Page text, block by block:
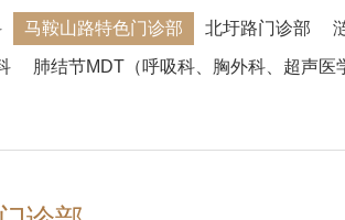
马鞍山路特色门诊部 北圩路门诊部
肺结节MDT（呼吸科、胸外科、超声医